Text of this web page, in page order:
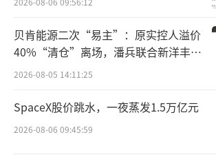
需求减少，招聘部便是首先要
聘部去年年底扩张到超过200人，
剩下不到50人的规模，其中社招
从2022年开始，何小鹏和理
贝肯能源二次“易主”：原实控人溢价
40%“清仓”离场，潘兵联合新洋丰、
宏科百世拟入主
2026-08-05 14:11:25
SpaceX股价跳水，一夜蒸发1.5万亿元
2026-08-06 09:45:59